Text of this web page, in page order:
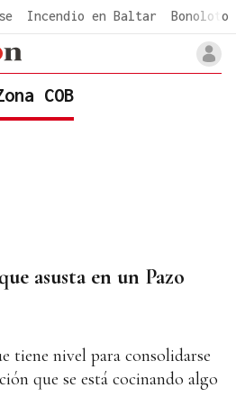
Incendio en Baltar Bonoloto
COB
asusta en un Pazo
tiene nivel para consolidarse
que se está cocinando algo